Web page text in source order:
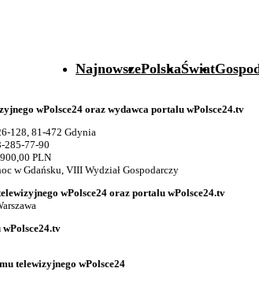
NajnowszePolskaŚwiat
wPolsce24 oraz wydawca portalu wPolsce24.tv
128, 81-472 Gdynia
285-77-90
PLN
w Gdańsku, VIII Wydział Gospodarczy
wPolsce24 oraz portalu wPolsce24.tv
telewizyjnego wPolsce24